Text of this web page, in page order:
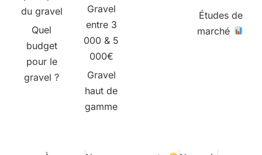
du gravel
Quel
budget
pour le
gravel ?
Gravel
entre 3
000 & 5
000€
Gravel
haut de
gamme
Études de
marché